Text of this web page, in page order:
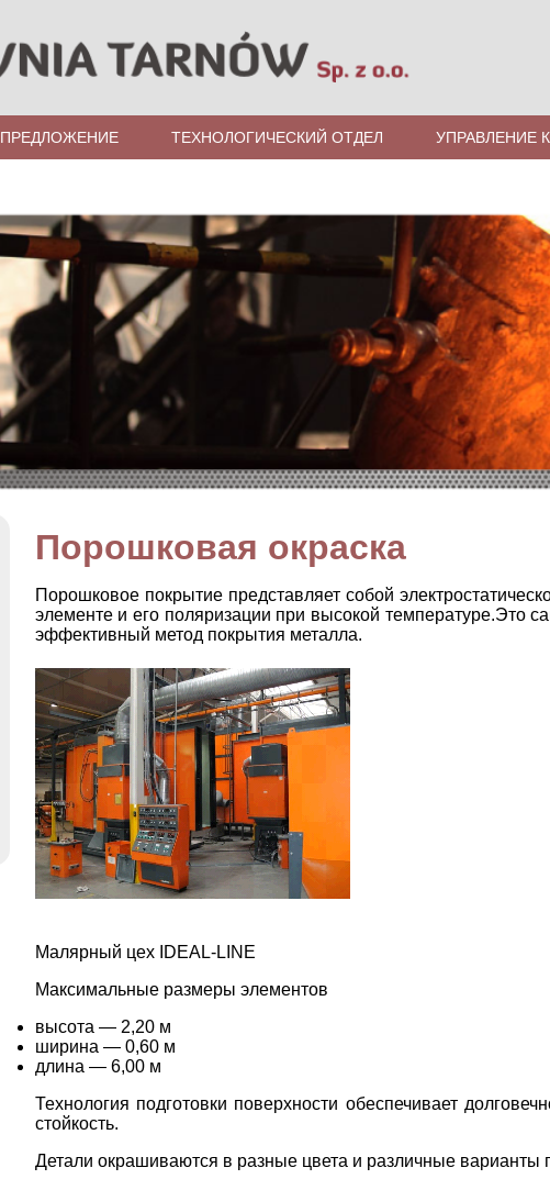
ПРЕДЛОЖЕНИЕ ТЕХНОЛОГИЧЕСКИЙ ОТДЕЛ УПРАВЛЕНИЕ
Порошковая окраска
Порошковое покрытие представляет собой
элементе и его поляризации при высокой температуре.Это
эффективный метод покрытия металла.
Малярный цех IDEAL-LINE
Максимальные размеры элементов
высота — 2,20 м
ширина — 0,60 м
длина — 6,00 м
Технология подготовки поверхности обеспечивает
стойкость.
Детали окрашиваются в разные цвета и различные варианты